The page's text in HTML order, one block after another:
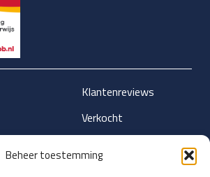
Beheer toestemming
Klantenreviews
Verkocht